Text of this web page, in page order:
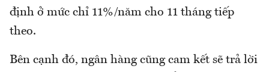
định ở mức chỉ 11%/năm cho 11 tháng tiếp
theo.
Bên cạnh đó, ngân hàng cũng cam kết sẽ trả lời